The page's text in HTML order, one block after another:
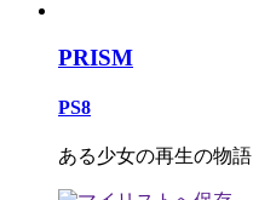
PRISM
PS8
ある少女の再生の物語